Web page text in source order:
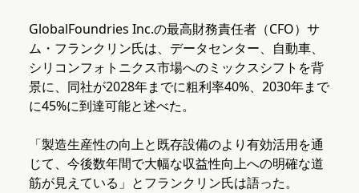
GlobalFoundries Inc.の最高財務責任者（CFO）サ
ム・フランクリン氏は、データセンター、自動車、
シリコンフォトニクス市場へのミックスシフトを背
景に、同社が2028年までに粗利率40%、2030年まで
に45%に到達可能と述べた。
「製造生産性の向上と既存設備のより有効活用を通
じて、今後数年間で大幅な収益性向上への明確な道
筋が見えている」とフランクリン氏は語った。